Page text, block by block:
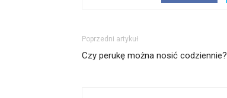
Poprzedni artykuł
Czy perukę można nosić codziennie?